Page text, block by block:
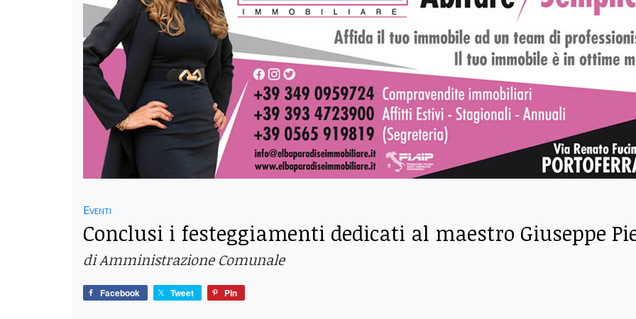
Eventi
Conclusi i festeggiamenti dedicati al maestro Giuseppe
di Amministrazione Comunale
Facebook Tweet Pin